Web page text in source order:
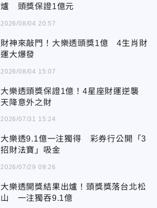
爐 頭獎保證1億元
2026/08/04 20:57
財神來敲門！大樂透頭獎1億 4生肖財
運大爆發
2026/08/04 15:07
大樂透頭獎保證1億！4星座財運逆襲
天降意外之財
2026/07/31 15:24
大樂透9.1億一注獨得 彩券行公開「3
招財法寶」吸金
2026/07/29 09:26
大樂透開獎結果出爐！頭獎獎落台北松
山 一注獨吞9.1億